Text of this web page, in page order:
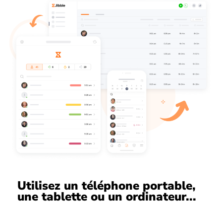
Utilisez un téléphone portable,
une tablette ou un ordinateur...